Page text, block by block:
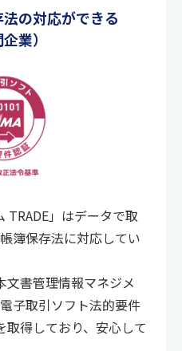
の対応ができる
業）
TRADE」はデータで取
簿保存法に対応してい
文書管理情報マネジメ
子取引ソフト法的要件
得しており、安心して